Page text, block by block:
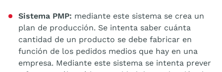
Sistema PMP: mediante este sistema se crea un
plan de producción. Se intenta saber cuánta
cantidad de un producto se debe fabricar en
función de los pedidos medios que hay en una
empresa. Mediante este sistema se intenta prever